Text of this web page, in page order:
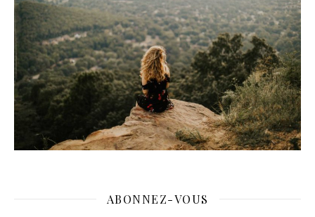
ABONNEZ-VOUS